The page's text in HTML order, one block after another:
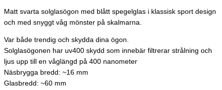
Matt svarta solglasögon med blått spegelglas i klassisk sport design
och med snyggt våg mönster på skalmarna.
Var både trendig och skydda dina ögon.
Solglasögonen har uv400 skydd som innebär filtrerar strålning och
ljus upp till en våglängd på 400 nanometer
Näsbrygga bredd: ~16 mm
Glasbredd: ~60 mm